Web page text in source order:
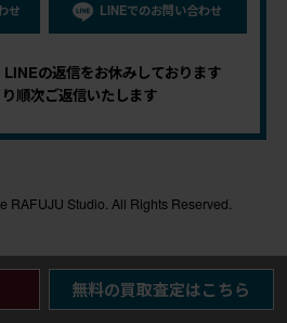
せ LINEでのお問い合わせ
の返信をお休みしております
順次ご返信いたします
RAFUJU Studio. All Rights Reserved.
無料の買取査定はこちら